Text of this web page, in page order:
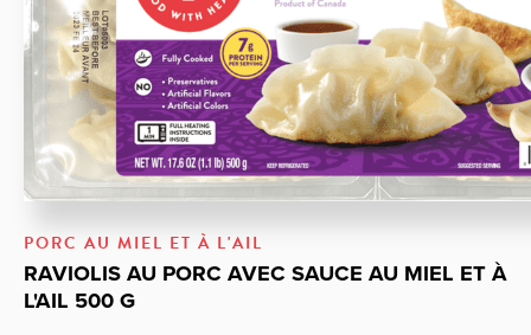
PORC AU MIEL ET À L'AIL
RAVIOLIS AU PORC AVEC SAUCE AU MIEL ET À
L'AIL 500 G